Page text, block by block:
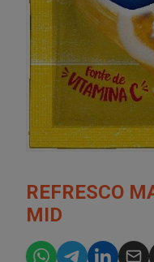
REFRESCO
MID